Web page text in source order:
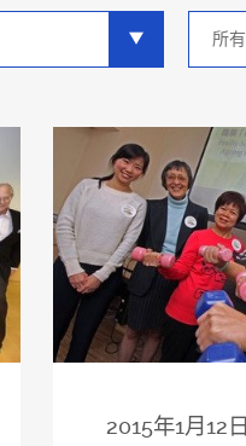
分
2015年1月12日